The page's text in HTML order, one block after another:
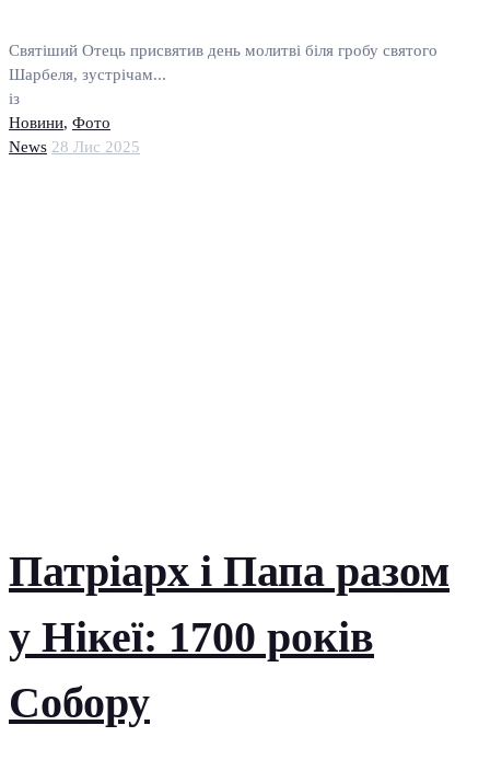
Святіший Отець присвятив день молитві біля гробу святого
Шарбеля, зустрічам...
із
Новини, Фото
News 28 Лис 2025
Патріарх і Папа разом
у Нікеї: 1700 років
Собору